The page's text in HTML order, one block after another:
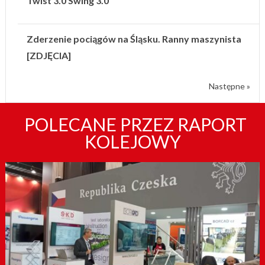
Zderzenie pociągów na Śląsku. Ranny maszynista
[ZDJĘCIA]
Następne »
POLECANE PRZEZ RAPORT
KOLEJOWY